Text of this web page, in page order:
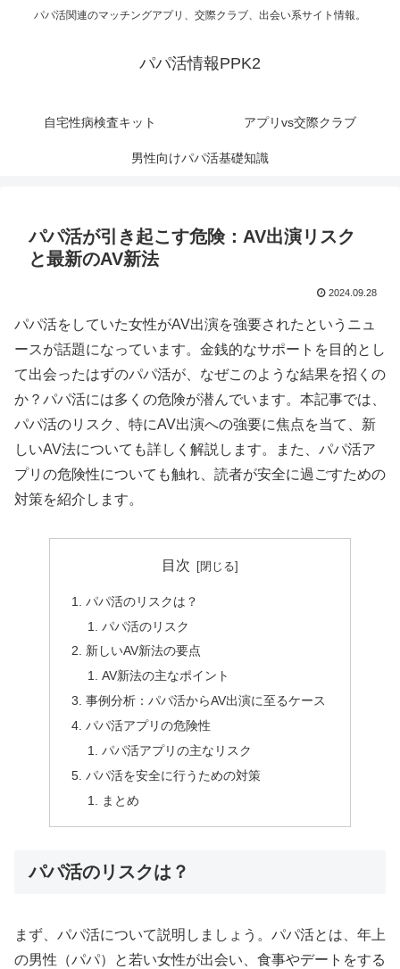
パパ活関連のマッチングアプリ、交際クラブ、出会い系サイト情報。
パパ活情報PPK2
自宅性病検査キット アプリvs交際クラブ
男性向けパパ活基礎知識
パパ活が引き起こす危険：AV出演リスク
と最新のAV新法
2024.09.28
パパ活をしていた女性がAV出演を強要されたというニュ
ースが話題になっています。金銭的なサポートを目的とし
て出会ったはずのパパ活が、なぜこのような結果を招くの
か？パパ活には多くの危険が潜んでいます。本記事では、
パパ活のリスク、特にAV出演への強要に焦点を当て、新
しいAV法についても詳しく解説します。また、パパ活ア
プリの危険性についても触れ、読者が安全に過ごすための
対策を紹介します。
目次
パパ活のリスクは？
パパ活のリスク
新しいAV新法の要点
AV新法の主なポイント
事例分析：パパ活からAV出演に至るケース
パパ活アプリの危険性
パパ活アプリの主なリスク
パパ活を安全に行うための対策
まとめ
パパ活のリスクは？
まず、パパ活について説明しましょう。パパ活とは、年上
の男性（パパ）と若い女性が出会い、食事やデートをする